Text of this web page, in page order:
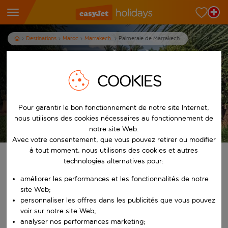
Destinations Maroc Marrakech Palmeraie de Marrakech
Palmeraie de Marrakech
Afficher les vacances
Trouvez votre séjour de rêve
Commencez à taper pour la saisie automatique. Lorsque les
Vers
COOKIES
Pour garantir le bon fonctionnement de notre site Internet,
nous utilisons des cookies nécessaires au fonctionnement de
notre site Web.
Avec votre consentement, que vous pouvez retirer ou modifier
à tout moment, nous utilisons des cookies et autres
technologies alternatives pour:
améliorer les performances et les fonctionnalités de notre
site Web;
personnaliser les offres dans les publicités que vous pouvez
voir sur notre site Web;
analyser nos performances marketing;